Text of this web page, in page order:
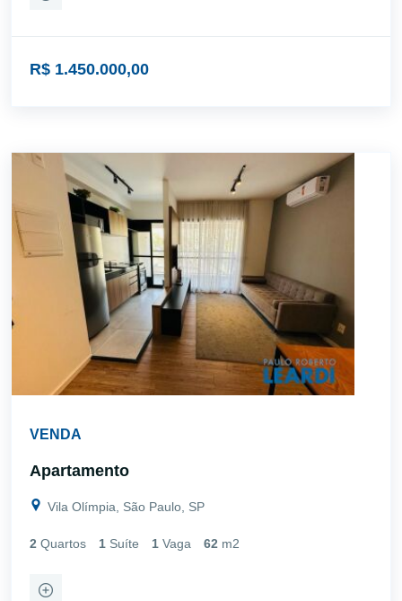
R$ 1.450.000,00
VENDA
Apartamento
Vila Olímpia, São Paulo, SP
2 Quartos 1 Suíte 1 Vaga 62 m2